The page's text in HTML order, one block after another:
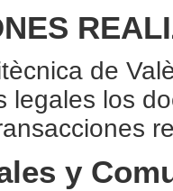
de
legales los
y